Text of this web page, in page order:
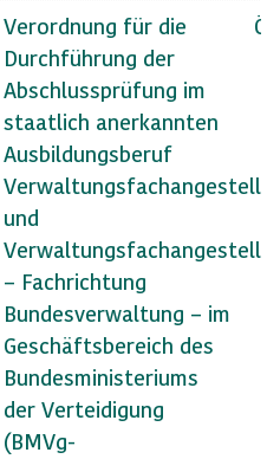
Verordnung für die
Durchführung der
Abschlussprüfung im
staatlich anerkannten
Ausbildungsberuf
und
– Fachrichtung
Bundesverwaltung – im
Geschäftsbereich des
Bundesministeriums
der Verteidigung
(BMVg-